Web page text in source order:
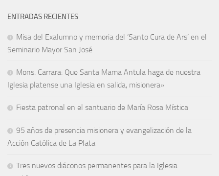
ENTRADAS RECIENTES
Misa del Exalumno y memoria del ‘Santo Cura de Ars’ en el
Seminario Mayor San José
Mons. Carrara: Que Santa Mama Antula haga de nuestra
Iglesia platense una Iglesia en salida, misionera»
Fiesta patronal en el santuario de María Rosa Mística
95 años de presencia misionera y evangelización de la
Acción Católica de La Plata
Tres nuevos diáconos permanentes para la Iglesia